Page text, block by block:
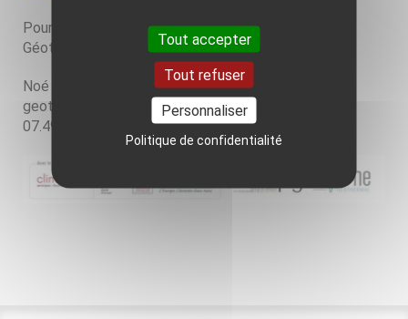
Pour plus d'information, contacter l'animateur
Géothermie en Grand Est :
Noé IMPERADORI
geothermie@asso-ler.fr
07.49.04.73.94
Tout accepter
Tout refuser
Personnaliser
Politique de confidentialité